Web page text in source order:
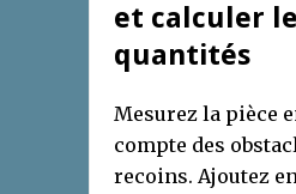
et calculer
quantités
Mesurez la pièce
compte des
recoins. Ajoutez